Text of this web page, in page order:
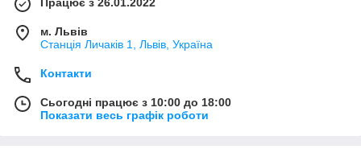
м. Львів
Станція Личаків 1, Львів, Україна
Контакти
Сьогодні працює з 10:00 до 18:00
Показати весь графік роботи